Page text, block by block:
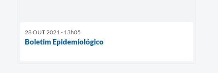
28 OUT 2021 - 13h05
Boletim Epidemiológico